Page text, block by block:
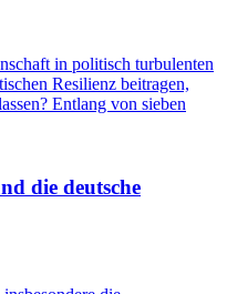
in politisch turbulenten
Resilienz beitragen,
Entlang von sieben
die deutsche